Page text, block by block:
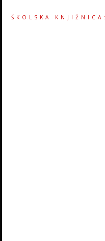
ŠKOLSKA KNJIŽNICA: